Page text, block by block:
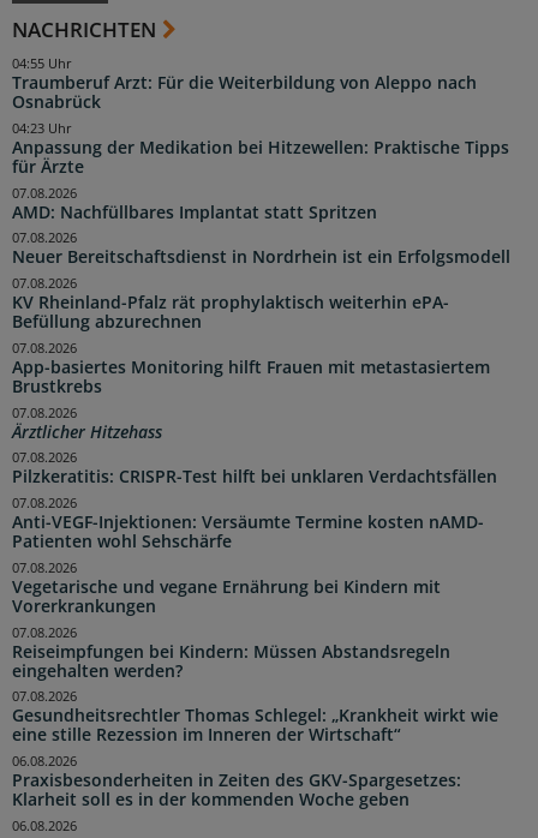
NACHRICHTEN
Traumberuf Arzt: Für die Weiterbildung von Aleppo nach
Osnabrück
04:55 Uhr
Anpassung der Medikation bei Hitzewellen: Praktische Tipps
für Ärzte
04:23 Uhr
AMD: Nachfüllbares Implantat statt Spritzen
07.08.2026
Neuer Bereitschaftsdienst in Nordrhein ist ein Erfolgsmodell
07.08.2026
KV Rheinland-Pfalz rät prophylaktisch weiterhin ePA-
Befüllung abzurechnen
07.08.2026
App-basiertes Monitoring hilft Frauen mit metastasiertem
Brustkrebs
07.08.2026
Ärztlicher Hitzehass
07.08.2026
Pilzkeratitis: CRISPR-Test hilft bei unklaren Verdachtsfällen
07.08.2026
Anti-VEGF-Injektionen: Versäumte Termine kosten nAMD-
Patienten wohl Sehschärfe
07.08.2026
Vegetarische und vegane Ernährung bei Kindern mit
Vorerkrankungen
07.08.2026
Reiseimpfungen bei Kindern: Müssen Abstandsregeln
eingehalten werden?
07.08.2026
Gesundheitsrechtler Thomas Schlegel: „Krankheit wirkt wie
eine stille Rezession im Inneren der Wirtschaft“
07.08.2026
Praxisbesonderheiten in Zeiten des GKV-Spargesetzes:
Klarheit soll es in der kommenden Woche geben
06.08.2026
06.08.2026